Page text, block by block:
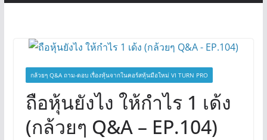
กล้วยๆ Q&A ถาม-ตอบ เรื่องหุ้นจากในคอร์สหุ้นมือใหม่ VI TURN PRO
ถือหุ้นยังไง ให้กำไร 1 เด้ง
(กล้วยๆ Q&A – EP.104)